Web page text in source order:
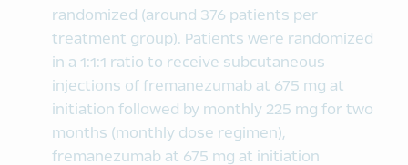
randomized (around 376 patients per
treatment group). Patients were randomized
in a 1:1:1 ratio to receive subcutaneous
injections of fremanezumab at 675 mg at
initiation followed by monthly 225 mg for two
months (monthly dose regimen),
fremanezumab at 675 mg at initiation